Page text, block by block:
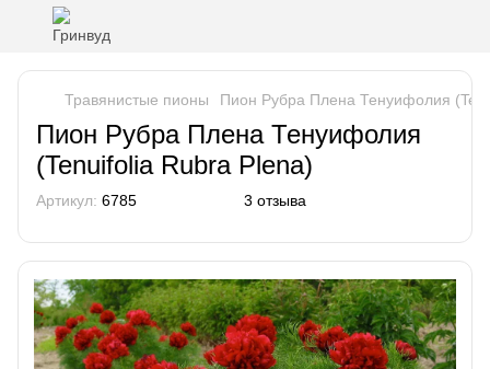
Травянистые пионы Пион Рубра Плена Тенуифолия
Пион Рубра Плена Тенуифолия
(Tenuifolia Rubra Plena)
Артикул: 6785 3 отзыва